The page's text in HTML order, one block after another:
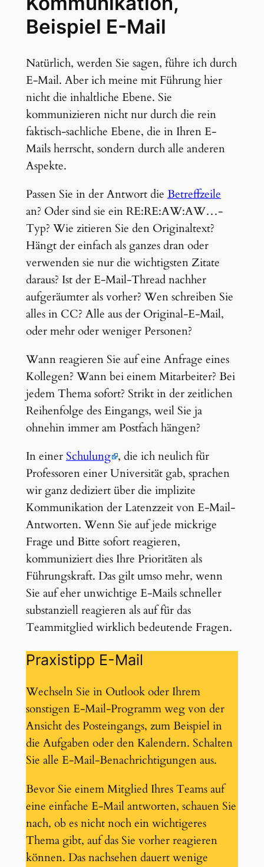
Beispiel E-Mail
Natürlich, werden Sie sagen, führe ich durch
E-Mail. Aber ich meine mit Führung hier
nicht die inhaltliche Ebene. Sie
kommunizieren nicht nur durch die rein
faktisch-sachliche Ebene, die in Ihren E-
Mails herrscht, sondern durch alle anderen
Aspekte.
Passen Sie in der Antwort die Betreffzeile
an? Oder sind sie ein RE:RE:AW:AW…-
Typ? Wie zitieren Sie den Originaltext?
Hängt der einfach als ganzes dran oder
verwenden sie nur die wichtigsten Zitate
daraus? Ist der E-Mail-Thread nachher
aufgeräumter als vorher? Wen schreiben Sie
alles in CC? Alle aus der Original-E-Mail,
oder mehr oder weniger Personen?
Wann reagieren Sie auf eine Anfrage eines
Kollegen? Wann bei einem Mitarbeiter? Bei
jedem Thema sofort? Strikt in der zeitlichen
Reihenfolge des Eingangs, weil Sie ja
ohnehin immer am Postfach hängen?
In einerSchulung , die ich neulich für
Professoren einer Universität gab, sprachen
wir ganz dediziert über die implizite
Kommunikation der Latenzzeit von E-Mail-
Antworten. Wenn Sie auf jede mickrige
Frage und Bitte sofort reagieren,
kommuniziert dies Ihre Prioritäten als
Führungskraft. Das gilt umso mehr, wenn
Sie auf eher unwichtige E-Mails schneller
substanziell reagieren als auf für das
Teammitglied wirklich bedeutende Fragen.
Praxistipp E-Mail
Wechseln Sie in Outlook oder Ihrem
sonstigen E-Mail-Programm weg von der
Ansicht des Posteingangs, zum Beispiel in
die Aufgaben oder den Kalendern. Schalten
Sie alle E-Mail-Benachrichtigungen aus.
Bevor Sie einem Mitglied Ihres Teams auf
eine einfache E-Mail antworten, schauen Sie
nach, ob es nicht noch ein wichtigeres
Thema gibt, auf das Sie vorher reagieren
können. Das nachsehen dauert wenige